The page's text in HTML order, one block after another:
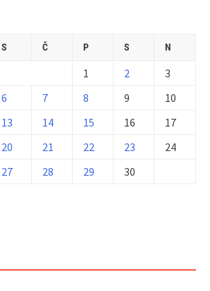
S Č P S N
1 2
3
6 7 8 9
10
13 14 15 16
17
20 21 22 23
24
27 28 29 30